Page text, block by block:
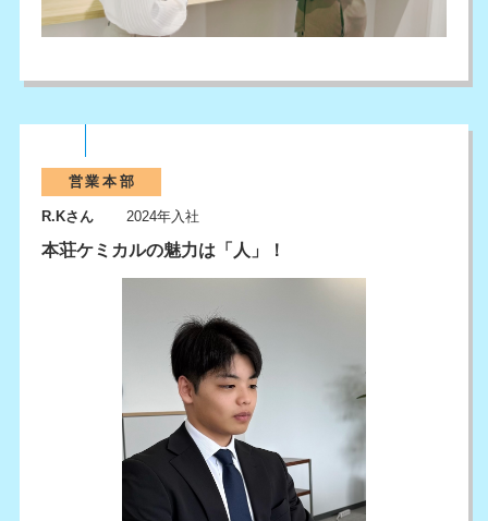
営業本部
R.Kさん 2024年入社
本荘ケミカルの魅力は「人」！